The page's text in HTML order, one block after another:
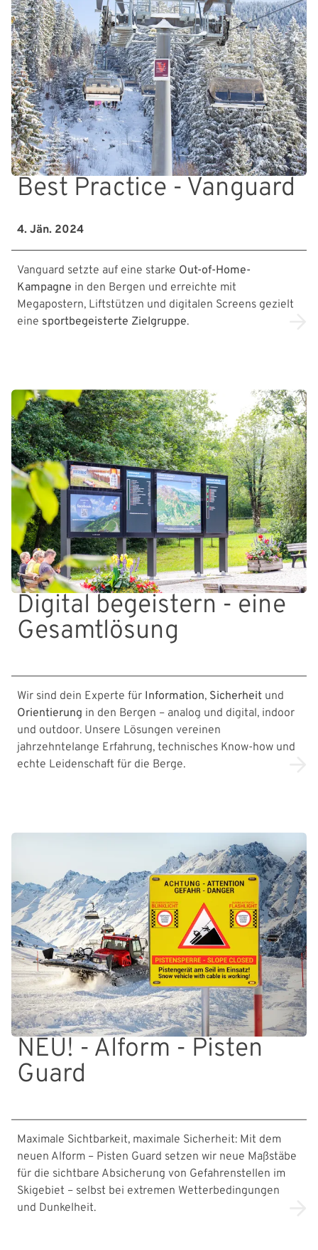
Best Practice - Vanguard
4. Jän. 2024
Vanguard setzte auf eine starke Out-of-Home-
Kampagne in den Bergen und erreichte mit
Megapostern, Liftstützen und digitalen Screens gezielt
eine sportbegeisterte Zielgruppe.
Digital begeistern - eine
Gesamtlösung
Wir sind dein Experte für Information, Sicherheit und
Orientierung in den Bergen – analog und digital, indoor
und outdoor. Unsere Lösungen vereinen
jahrzehntelange Erfahrung, technisches Know-how und
echte Leidenschaft für die Berge.
NEU! - Alform - Pisten
Guard
Maximale Sichtbarkeit, maximale Sicherheit: Mit dem
neuen Alform – Pisten Guard setzen wir neue Maßstäbe
für die sichtbare Absicherung von Gefahrenstellen im
Skigebiet – selbst bei extremen Wetterbedingungen
und Dunkelheit.